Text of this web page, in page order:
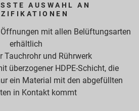
AUSWAHL AN S
mit allen Belüftungsarten
erhältlich
Tauchrohr und Rührwerk
überzogener HDPE-Schicht, die
ein Material mit den abgefüllten
in Kontakt kommt